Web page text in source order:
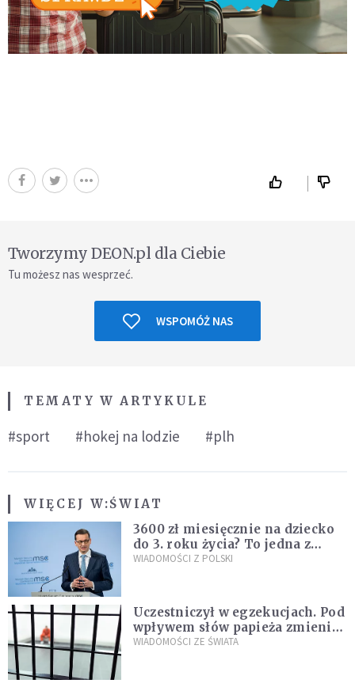
Tworzymy DEON.pl dla Ciebie
Tu możesz nas wesprzeć.
WSPOMÓŻ NAS
TEMATY W ARTYKULE
#sport #hokej na lodzie #plh
WIĘCEJ W:ŚWIAT
3600 zł miesięcznie na dziecko
do 3. roku życia? To jedna z
propozycji programu "Rozwój
WIADOMOŚCI Z POLSKI
Uczestniczył w egzekucjach. Pod
wpływem słów papieża zmienił
zdanie
WIADOMOŚCI ZE ŚWIATA